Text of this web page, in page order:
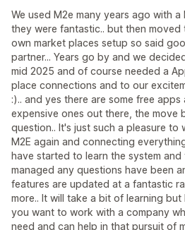
We used M2e many years ago with
they were fantastic.. but then
own market places setup so said
partner... Years go by and we
mid 2025 and of course needed a
place connections and to our
:).. and yes there are some free apps
expensive ones out there, the move
question.. It's just such a pleasure to
M2E again and connecting
have started to learn the system
managed any questions have been
features are updated at a fantastic
more.. It will take a bit of learning but
you want to work with a company
need and can help in that pursuit of